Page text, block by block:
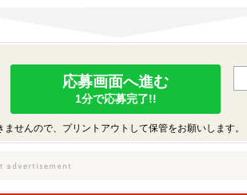
応募画面へ進む
1分で応募完了!!
せんので、プリントアウトして保管をお願いします。